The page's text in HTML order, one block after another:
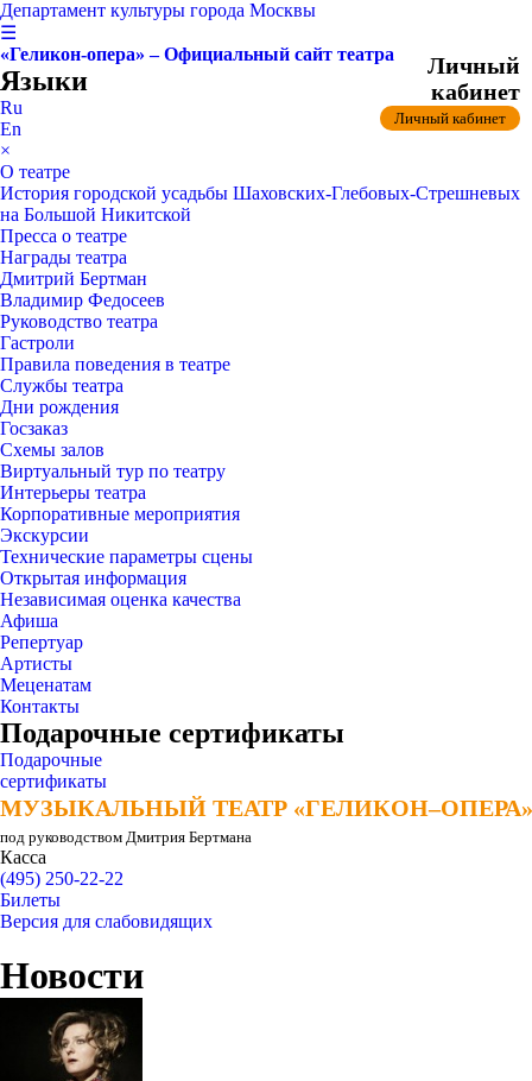
Департамент культуры города Москвы
☰
«Геликон-опера» – Официальный сайт театра
Языки
Ru
En
×
О театре
История городской усадьбы Шаховских-Глебовых-Стрешневых
на Большой Никитской
Пресса о театре
Награды театра
Дмитрий Бертман
Владимир Федосеев
Руководство театра
Гастроли
Правила поведения в театре
Службы театра
Дни рождения
Госзаказ
Схемы залов
Виртуальный тур по театру
Интерьеры театра
Корпоративные мероприятия
Экскурсии
Технические параметры сцены
Открытая информация
Независимая оценка качества
Афиша
Репертуар
Артисты
Меценатам
Контакты
Подарочные сертификаты
Подарочные
сертификаты
МУЗЫКАЛЬНЫЙ ТЕАТР «ГЕЛИКОН–ОПЕРА»
МУЗЫКАЛЬНЫЙ ТЕАТР «ГЕЛИКОН–ОПЕРА»
под руководством Дмитрия Бертмана
Касса
(495) 250-22-22
Личный
кабинет
Личный кабинет
Билеты
Версия для слабовидящих
Новости